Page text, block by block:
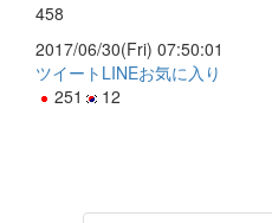
458
2017/06/30(Fri) 07:50:01
ツイート LINEお気に入り
251
12